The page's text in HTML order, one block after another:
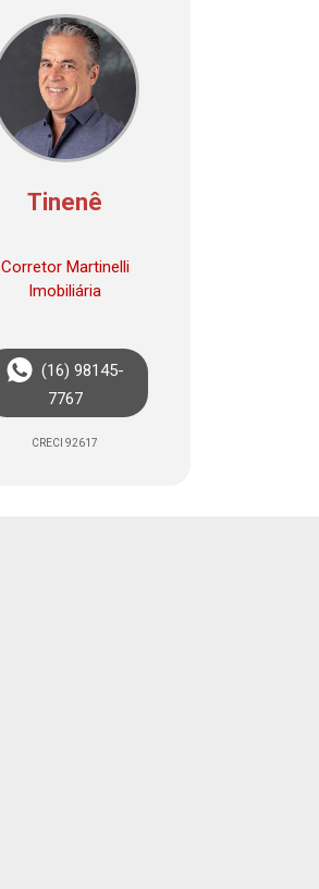
Tinenê
Corretor Martinelli
Imobiliária
(16) 98145-
7767
CRECI 92617